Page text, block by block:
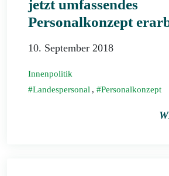
jetzt umfassendes
Personalkonzept
10. September 2018
Innenpolitik
Landespersonal , Personalkonzept